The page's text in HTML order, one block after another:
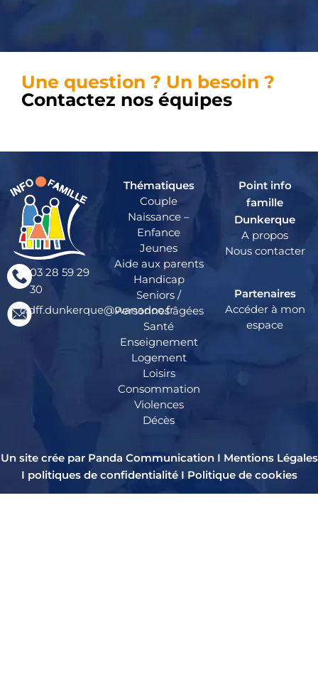
Une question ? Un besoin ?
Contactez nos équipes
03 28 59 29
30
cidff.dunkerque@wanadoo.fr
Thématiques
Couple
Naissance –
Enfance
Jeunes
Aide aux parents
Handicap
Seniors /
Personnes âgées
Santé
Enseignement
Logement
Loisirs
Consommation
Violences
Décès
Point info
famille
Dunkerque
A propos
Nous contacter
Partenaires
Accéder à mon
espace
Un site crée par Panda Communication I Mentions Légales
I politiques de confidentialitéI Politique de cookies